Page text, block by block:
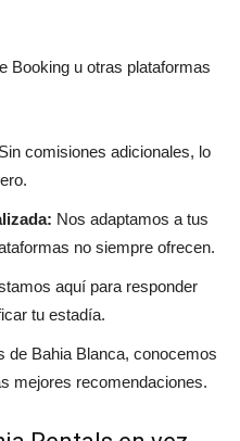
Booking u otras plataformas
Sin comisiones adicionales, lo
Nos adaptamos a tus
no siempre ofrecen.
aquí para responder
tu estadía.
de Bahia Blanca, conocemos
mejores recomendaciones.